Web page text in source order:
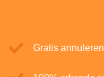
Gratis annuleren